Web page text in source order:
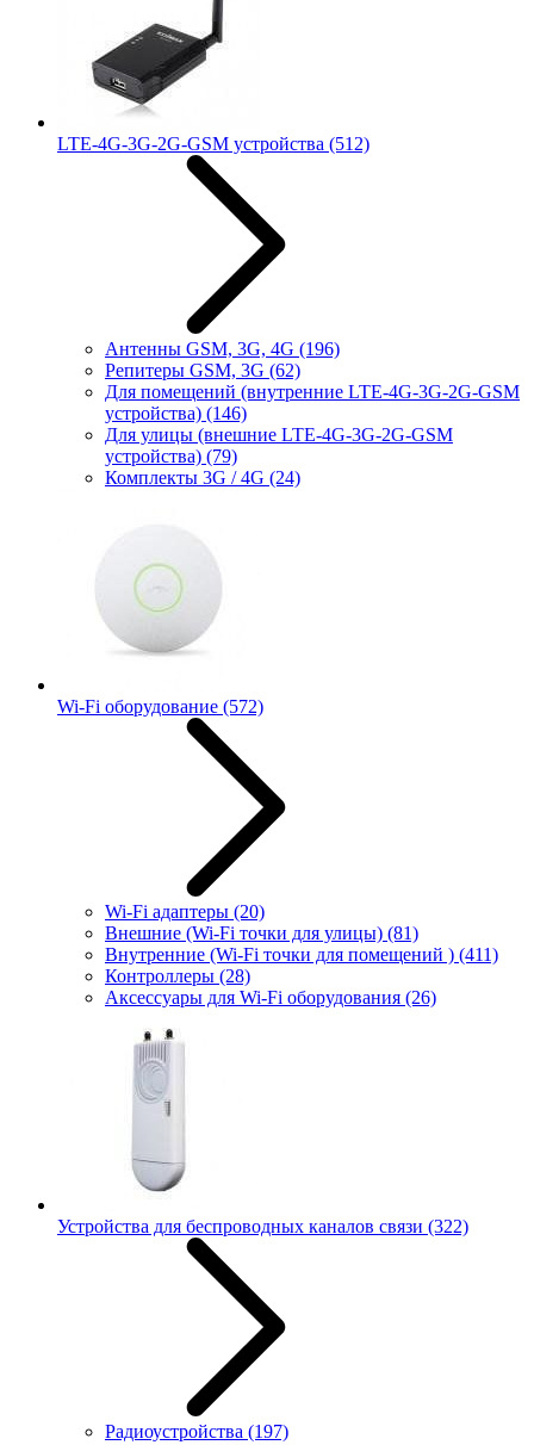
LTE-4G-3G-2G-GSM устройства (512)
Антенны GSM, 3G, 4G (196)
Репитеры GSM, 3G (62)
Для помещений (внутренние LTE-4G-3G-2G-GSM
устройства) (146)
Для улицы (внешние LTE-4G-3G-2G-GSM
устройства) (79)
Комплекты 3G / 4G (24)
Wi-Fi оборудование (572)
Wi-Fi адаптеры (20)
Внешние (Wi-Fi точки для улицы) (81)
Внутренние (Wi-Fi точки для помещений ) (411)
Контроллеры (28)
Аксессуары для Wi-Fi оборудования (26)
Устройства для беспроводных каналов связи (322)
Радиоустройства (197)